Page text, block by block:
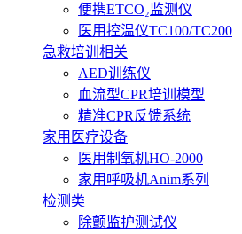
便携ETCO₂监测仪
医用控温仪TC100/TC200
急救培训相关
AED训练仪
血流型CPR培训模型
精准CPR反馈系统
家用医疗设备
医用制氧机HO-2000
家用呼吸机Anim系列
检测类
除颤监护测试仪